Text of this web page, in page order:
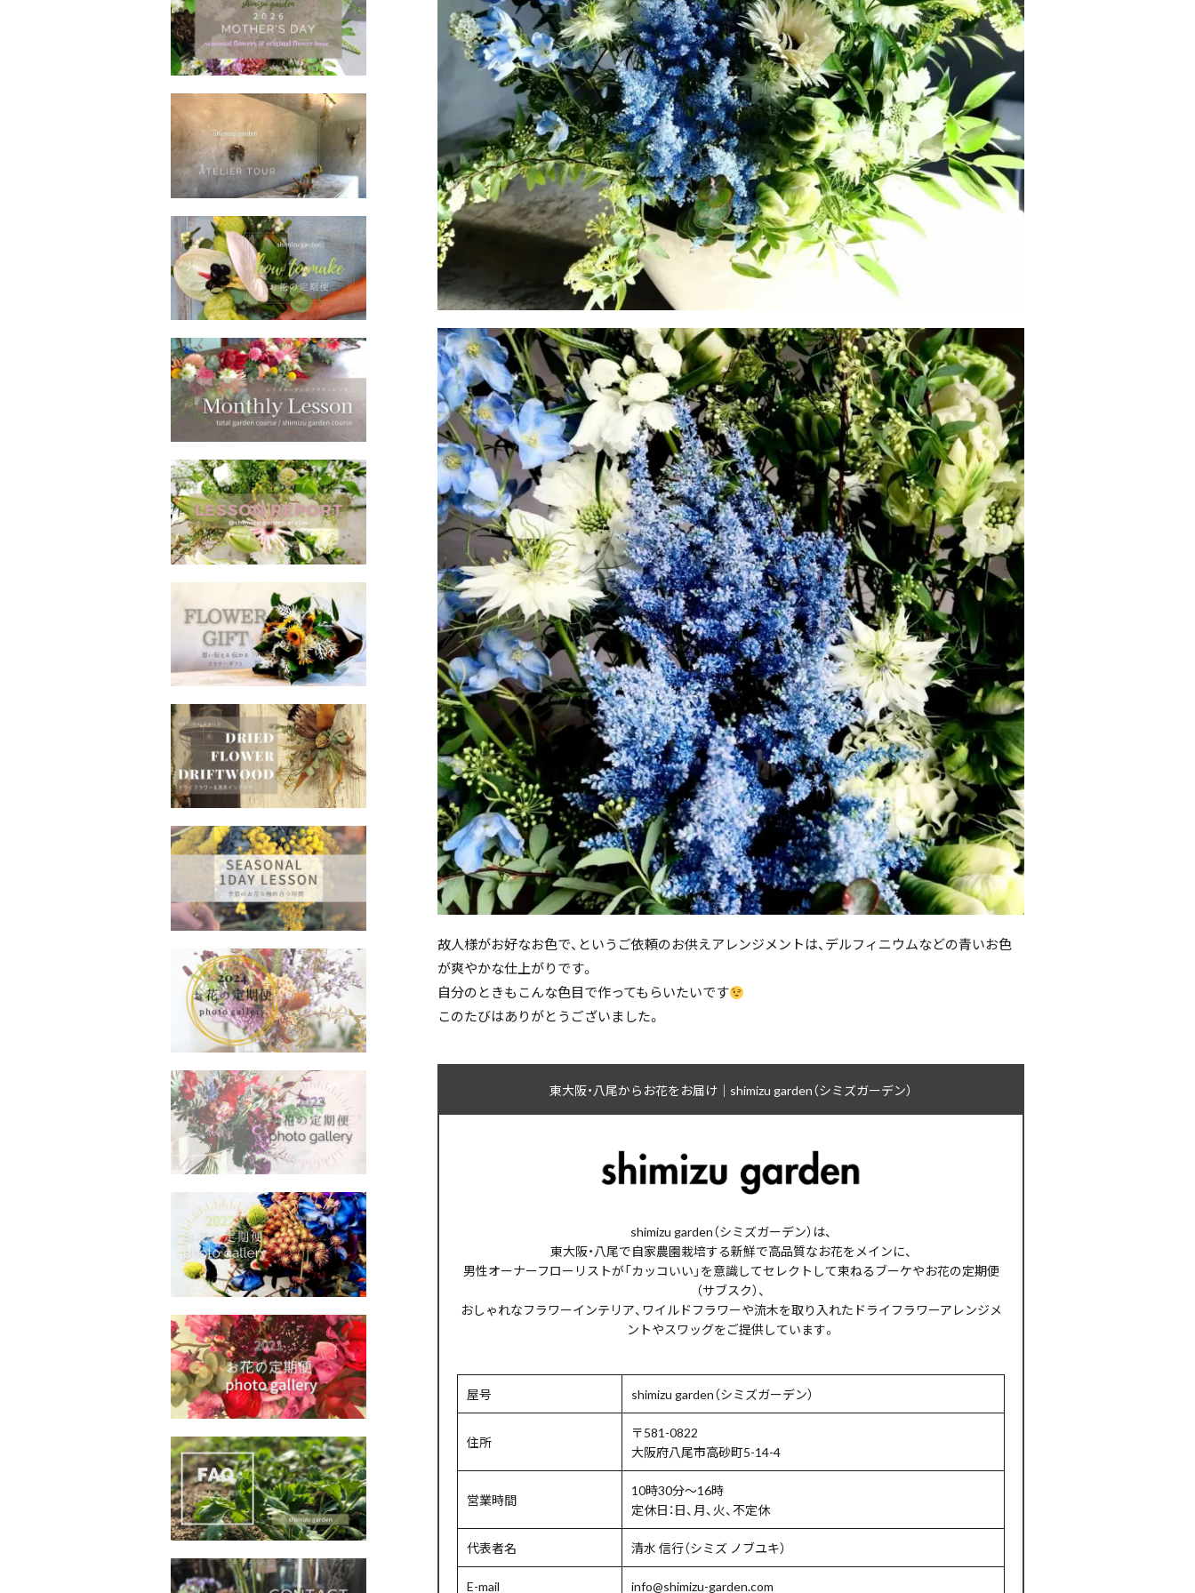
故人様がお好なお色で、というご依頼のお供えアレンジメントは、デルフィニウムなどの青いお色
が爽やかな仕上がりです。
自分のときもこんな色目で作ってもらいたいです
このたびはありがとうございました。
東大阪・八尾からお花をお届け｜shimizu garden（シミズガーデン）
shimizu garden（シミズガーデン）は、
東大阪・八尾で自家農園栽培する新鮮で高品質なお花をメインに、
男性オーナーフローリストが「カッコいい」を意識してセレクトして束ねるブーケやお花の定期便
（サブスク）、
おしゃれなフラワーインテリア、ワイルドフラワーや流木を取り入れたドライフラワーアレンジメ
ントやスワッグをご提供しています。
屋号 shimizu garden（シミズガーデン）
住所
〒581-0822
大阪府八尾市高砂町5-14-4
営業時間
10時30分～16時
定休日：日、月、火、不定休
代表者名 清水 信行（シミズ ノブユキ）
E-mail info@shimizu-garden.com